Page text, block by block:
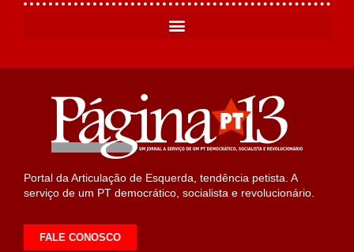
Portal da Articulação de Esquerda, tendência petista. A
serviço de um PT democrático, socialista e revolucionário.
FALE CONOSCO